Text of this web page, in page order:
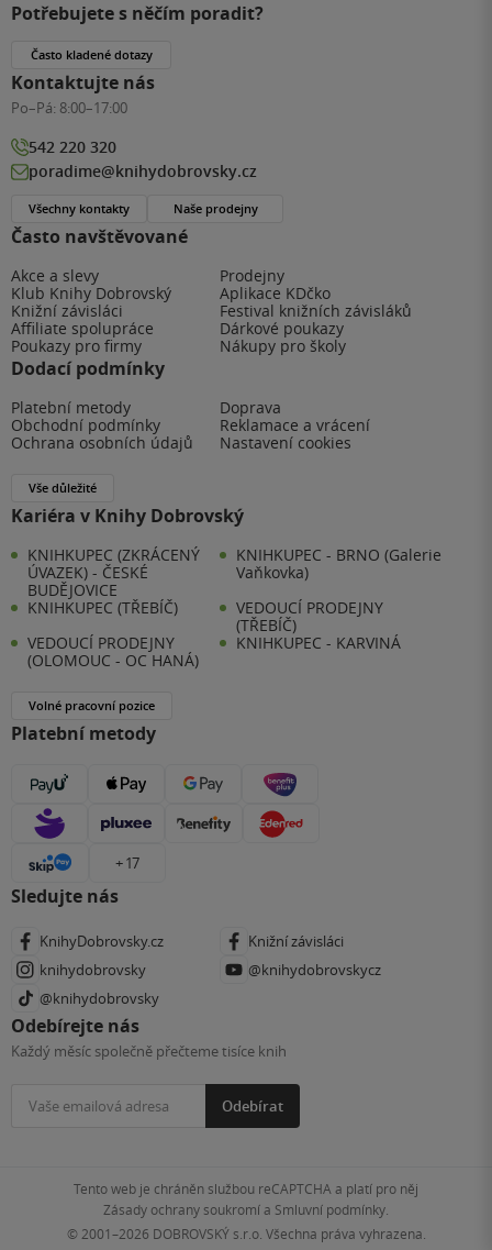
Často navštěvované
Akce a slevy
Prodejny
Klub Knihy Dobrovský
Aplikace KDčko
Knižní závisláci
Festival knižních závisláků
Affiliate spolupráce
Dárkové poukazy
Poukazy pro firmy
Nákupy pro školy
Dodací podmínky
Platební metody
Doprava
Obchodní podmínky
Reklamace a vrácení
Ochrana osobních údajů
Nastavení cookies
Vše důležité
Kariéra v Knihy Dobrovský
KNIHKUPEC (ZKRÁCENÝ
ÚVAZEK) - ČESKÉ
BUDĚJOVICE
KNIHKUPEC - BRNO (Galerie
Vaňkovka)
KNIHKUPEC (TŘEBÍČ)
VEDOUCÍ PRODEJNY
(TŘEBÍČ)
VEDOUCÍ PRODEJNY
(OLOMOUC - OC HANÁ)
KNIHKUPEC - KARVINÁ
Volné pracovní pozice
Platební metody
+ 17
Sledujte nás
KnihyDobrovsky.cz
Knižní závisláci
knihydobrovsky
@knihydobrovskycz
@knihydobrovsky
Odebírejte nás
Každý měsíc společně přečteme tisíce knih
Odebírat
Potřebujete s něčím poradit?
Často kladené dotazy
Kontaktujte nás
Po–Pá: 8:00–17:00
542 220 320
poradime@knihydobrovsky.cz
Všechny kontakty Naše prodejny
Tento web je chráněn službou reCAPTCHA a platí pro něj
Zásady ochrany soukromía Smluvní podmínky
© 2001–2026 DOBROVSKÝ s.r.o. Všechna práva vyhrazena.